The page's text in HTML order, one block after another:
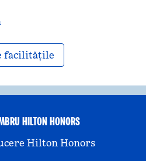
facilitățile
HILTON HONORS
Hilton Honors